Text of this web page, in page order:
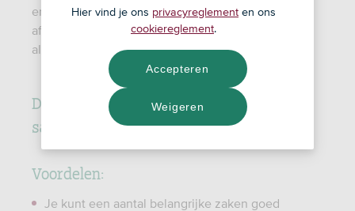
en een samenlevingscontract zit vooral in de
afspraken over wat gebeurt bij overlijden,
alimentatie, schulden en pensioen.
De voor- en nadelen van een
samenlevingscontract op een rij:
Voordelen:
Je kunt een aantal belangrijke zaken goed
Hier vind je ons privacyreglement en ons
cookiereglement.
Weigeren
Accepteren